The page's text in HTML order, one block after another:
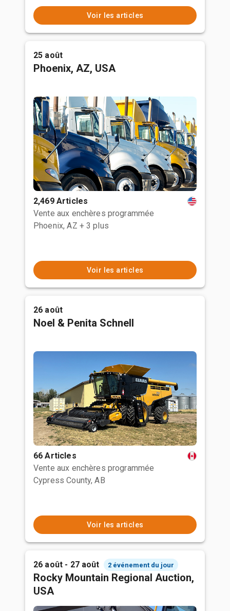
Voir les articles
25 août
Phoenix, AZ, USA
2,469 Articles
Vente aux enchères programmée
Phoenix, AZ + 3 plus
Voir les articles
26 août
Noel & Penita Schnell
66 Articles
Vente aux enchères programmée
Cypress County, AB
Voir les articles
26 août - 27 août 2 événement du jour
Rocky Mountain Regional Auction,
USA